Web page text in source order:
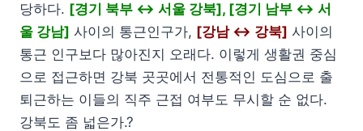
당하다. [경기 북부 ↔ 서울 강북], [경기 남부 ↔ 서
울 강남] 사이의 통근인구가, [강남 ↔ 강북] 사이의
통근 인구보다 많아진지 오래다. 이렇게 생활권 중심
으로 접근하면 강북 곳곳에서 전통적인 도심으로 출
퇴근하는 이들의 직주 근접 여부도 무시할 순 없다.
강북도 좀 넓은가.?